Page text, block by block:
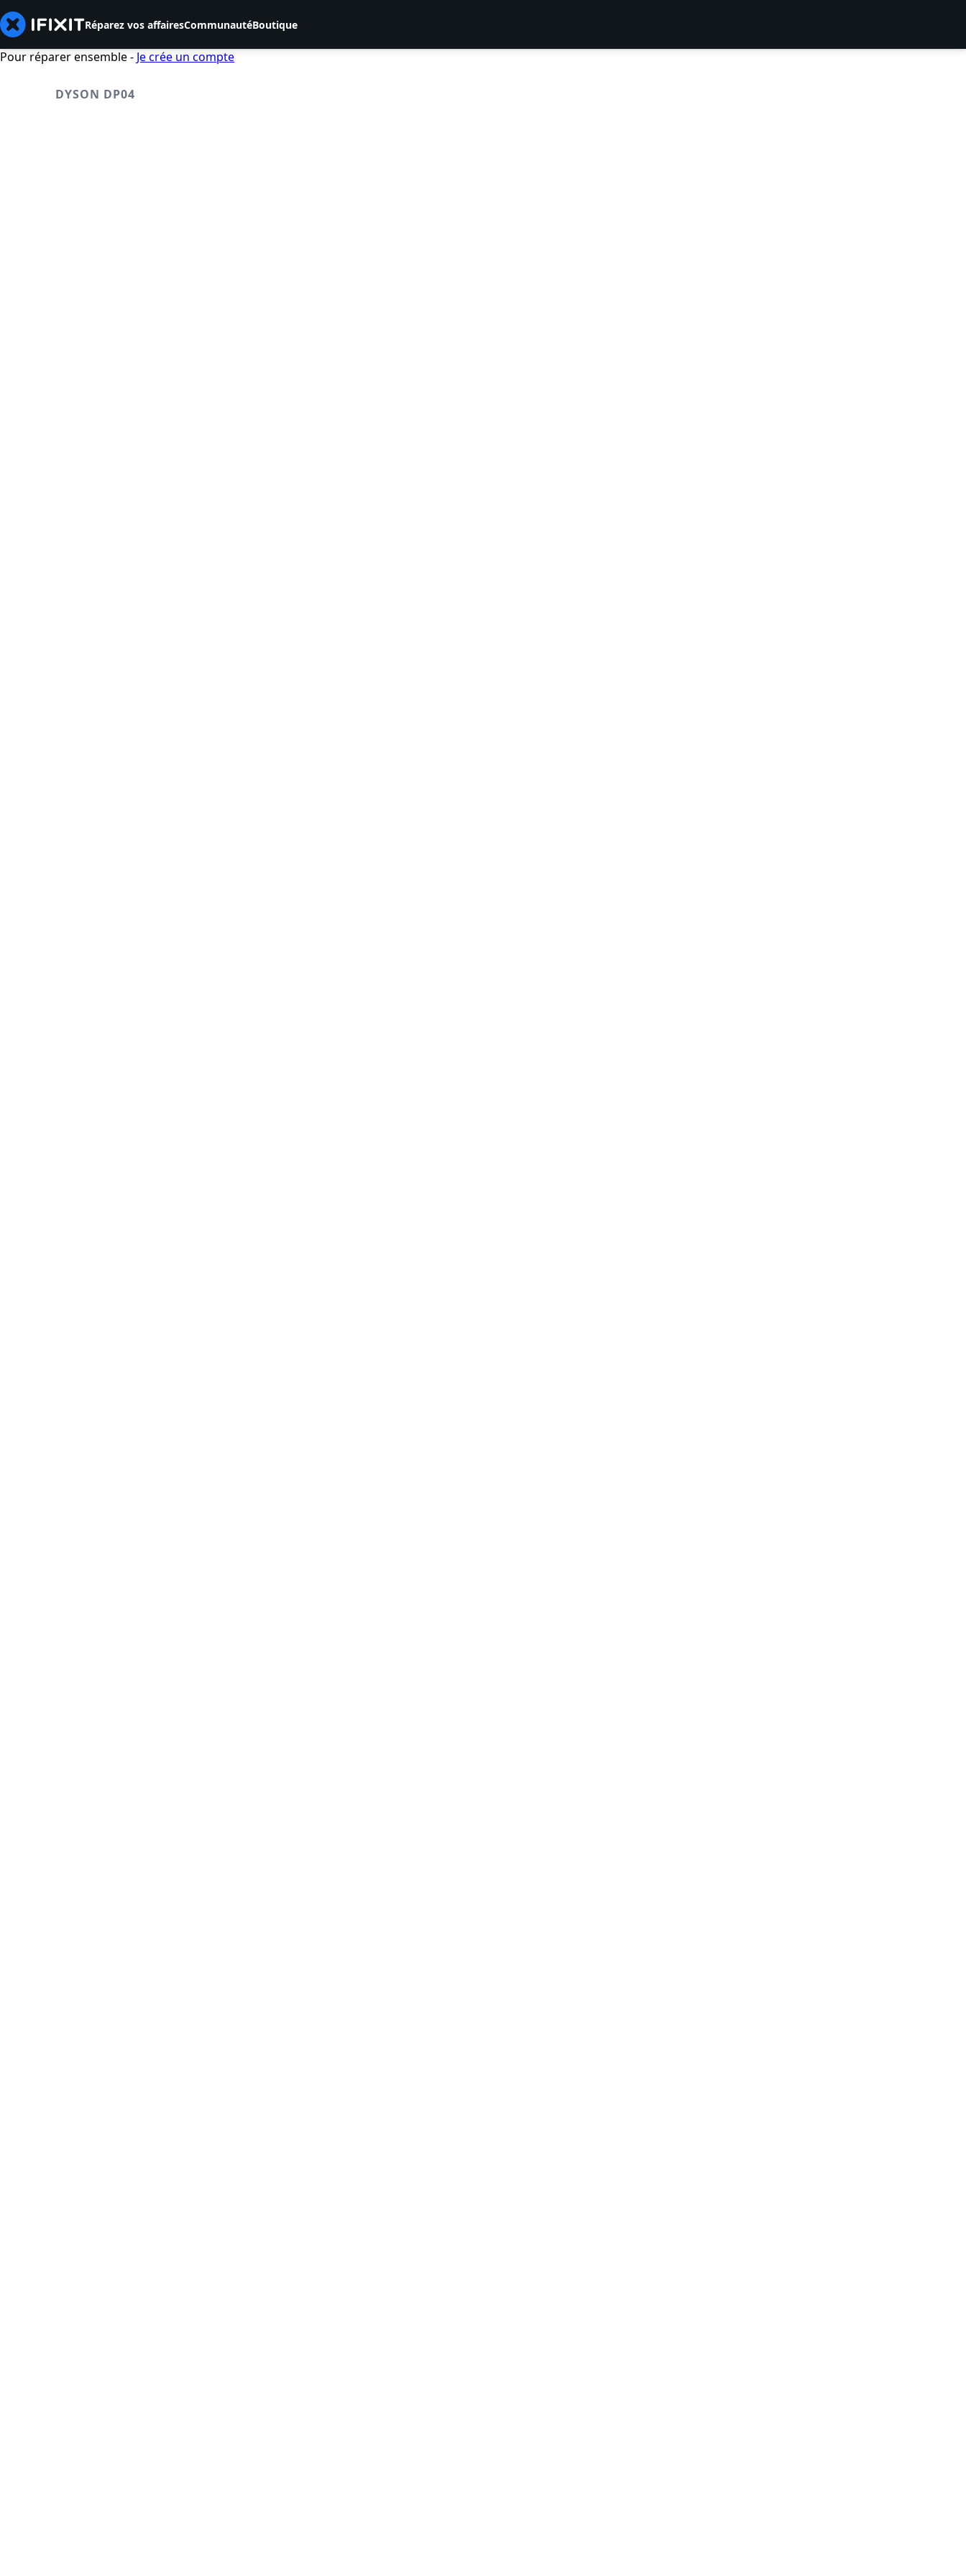
Réparez vos affairesCommunautéBoutique
Pour réparer ensemble - Je crée un compte
DYSON DP04